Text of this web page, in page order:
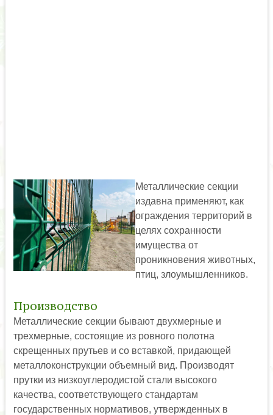
Металлические секции
издавна применяют, как
ограждения территорий в
целях сохранности
имущества от
проникновения животных,
птиц, злоумышленников.
Производство
Металлические секции бывают двухмерные и
трехмерные, состоящие из ровного полотна
скрещенных прутьев и со вставкой, придающей
металлоконструкции объемный вид. Производят
прутки из низкоуглеродистой стали высокого
качества, соответствующего стандартам
государственных нормативов, утвержденных в